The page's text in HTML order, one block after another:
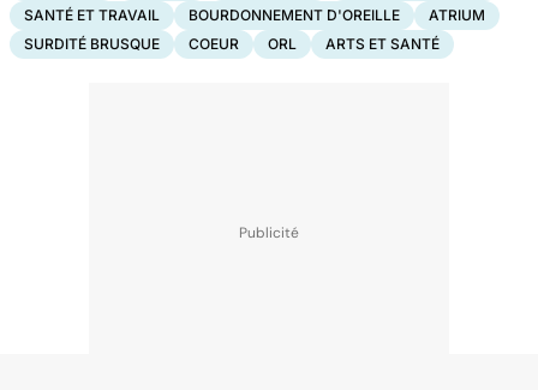
SANTÉ ET TRAVAIL
BOURDONNEMENT D'OREILLE
ATRIUM
SURDITÉ BRUSQUE
COEUR ORL ARTS ET SANTÉ